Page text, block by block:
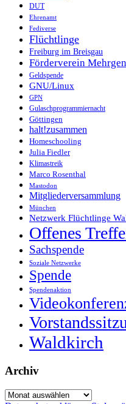
DUT
Ehrenamt
Fediverse
Flüchtlinge
Freiburg im Breisgau
Förderverein
Geldspende
GNU/Linux
GPN
Gulaschprogrammiernacht
Göttingen
halt!zusammen
Homeschooling
Julia Fiedler
Klimastreik
Marco Rosenthal
Mastodon
Mitgliederversammlung
München
Netzwerk Flüchtlinge
Offenes
Sachspende
Soziale Netzwerke
Spende
Spendenaktion
Waldkirch
Archiv
Archiv